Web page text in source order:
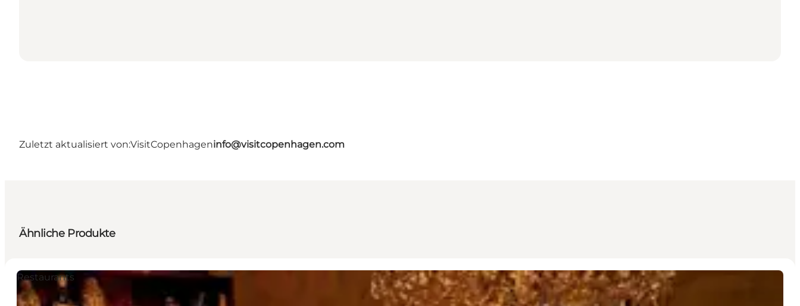
Zuletzt aktualisiert von:VisitCopenhageninfo@visitcopenhagen.com
Ähnliche Produkte
Restaurants